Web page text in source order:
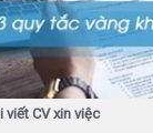
viết CV xin việc